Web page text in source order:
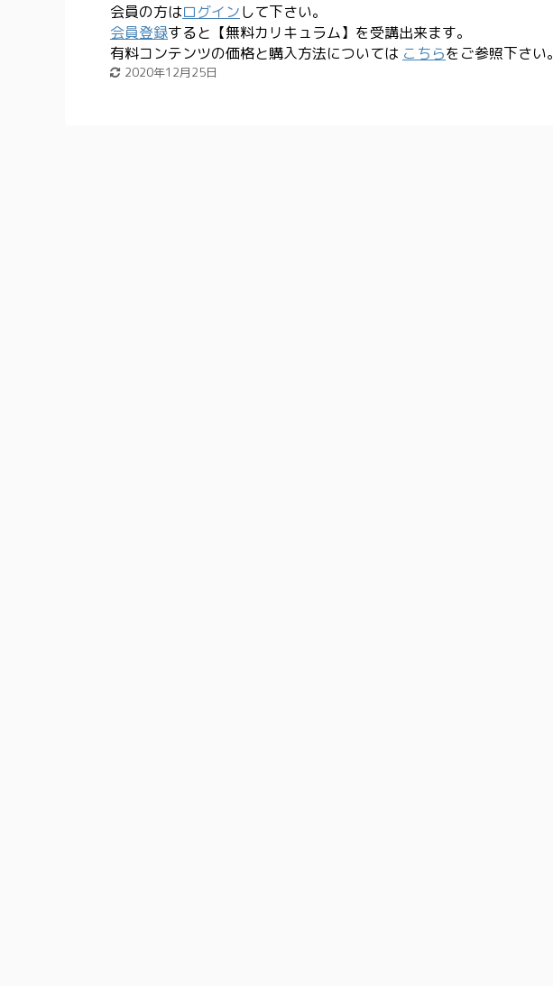
会員の方はログインして下さい。
会員登録すると【無料カリキュラム】を受講出来ます。
有料コンテンツの価格と購入方法については こちらをご参照下さい。
2020年12月25日